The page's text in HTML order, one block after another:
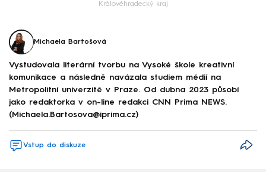
Královéhradecký kraj
Michaela Bartošová
Vystudovala literární tvorbu na Vysoké škole kreativní
komunikace a následně navázala studiem médií na
Metropolitní univerzitě v Praze. Od dubna 2023 působí
jako redaktorka v on-line redakci CNN Prima NEWS.
(Michaela.Bartosova@iprima.cz)
Vstup do diskuze